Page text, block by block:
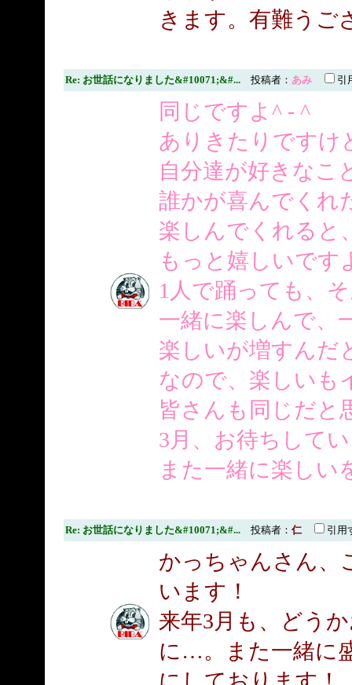
きます。有難うご
Re: お世話になりました&#10071;&#... 投稿者： あみ 引
同じですよ^ - ^
ありきたりですけ
自分達が好きなこ
誰かが喜んでくれ
楽しんでくれると
もっと嬉しいです
1人で踊っても、
一緒に楽しんで、
楽しいが増すんだ
なので、楽しいも
皆さんも同じだと
3月、お待ちして
また一緒に楽しい
Re: お世話になりました&#10071;&#... 投稿者： 仁 引用
かっちゃんさん、
います！
来年3月も、どう
に…。また一緒に